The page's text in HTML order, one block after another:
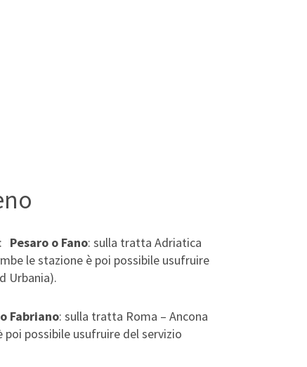
Pesaro o Fano: sulla tratta Adriatica
le stazione è poi possibile usufruire
Urbania).
Fabriano: sulla tratta Roma – Ancona
possibile usufruire del servizio